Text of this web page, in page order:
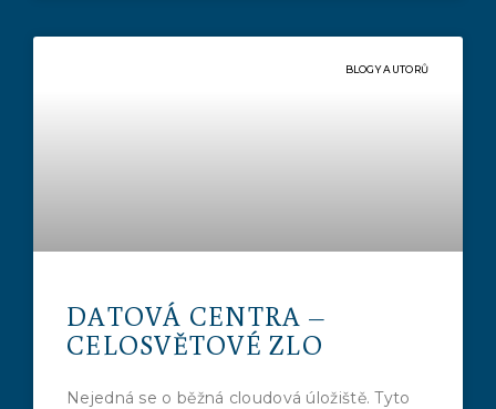
BLOGY AUTORŮ
DATOVÁ CENTRA –
CELOSVĚTOVÉ ZLO
Nejedná se o běžná cloudová úložiště. Tyto